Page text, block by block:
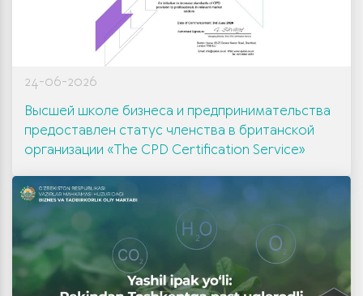
24-06-2026
Высшей школе бизнеса и предпринимательства
предоставлен статус членства в британской
организации «The CPD Certification Service»